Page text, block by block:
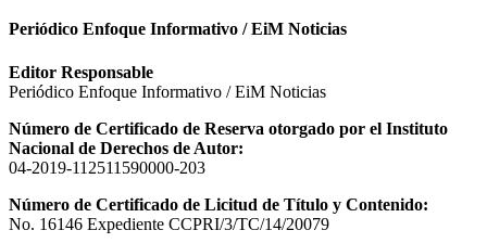
Periódico Enfoque Informativo / EiM Noticias
Editor Responsable
Periódico Enfoque Informativo / EiM Noticias
Número de Certificado de Reserva otorgado por el Instituto
Nacional de Derechos de Autor:
04-2019-112511590000-203
Número de Certificado de Licitud de Título y Contenido:
No. 16146 Expediente CCPRI/3/TC/14/20079